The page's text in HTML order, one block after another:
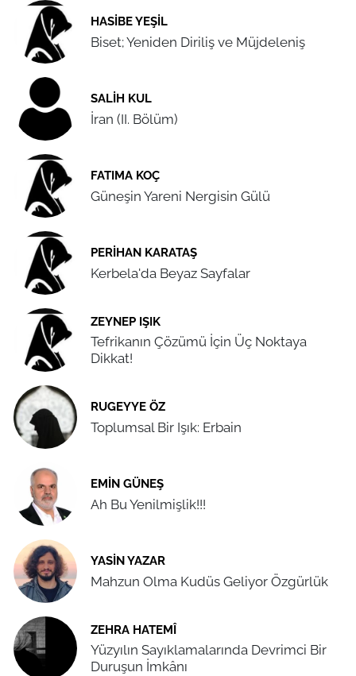
HASIBE YEŞIL
Biset; Yeniden Diriliş ve Müjdeleniş
SALIH KUL
İran (II. Bölüm)
FATIMA KOÇ
Güneşin Yareni Nergisin Gülü
PERIHAN KARATAŞ
Kerbela'da Beyaz Sayfalar
ZEYNEP IŞIK
Tefrikanın Çözümü İçin Üç Noktaya
Dikkat!
RUGEYYE ÖZ
Toplumsal Bir Işık: Erbain
EMIN GÜNEŞ
Ah Bu Yenilmişlik!!!
YASIN YAZAR
Mahzun Olma Kudüs Geliyor Özgürlük
ZEHRA HATEMÎ
Yüzyılın Sayıklamalarında Devrimci Bir
Duruşun İmkânı